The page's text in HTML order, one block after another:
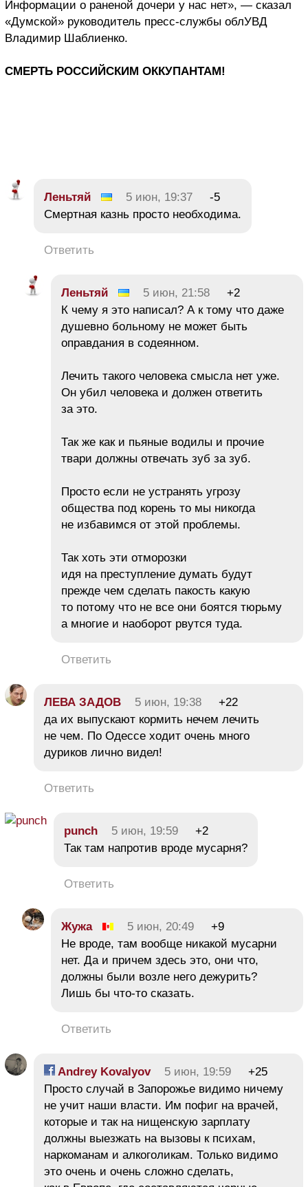
Информации о раненой дочери у нас нет», — сказал
«Думской» руководитель пресс-службы облУВД
Владимир Шаблиенко.
СМЕРТЬ РОССИЙСКИМ ОККУПАНТАМ!
Леньтяй 5 июн, 19:37
-5
Смертная казнь просто необходима.
Ответить
Леньтяй 5 июн, 21:58
+2
К чему я это написал? А к тому что даже
душевно больному не может быть
оправдания в содеянном.
Лечить такого человека смысла нет уже.
Он убил человека и должен ответить
за это.
Так же как и пьяные водилы и прочие
твари должны отвечать зуб за зуб.
Просто если не устранять угрозу
общества под корень то мы никогда
не избавимся от этой проблемы.
Так хоть эти отморозки
идя на преступление думать будут
прежде чем сделать пакость какую
то потому что не все они боятся тюрьму
а многие и наоборот рвутся туда.
Ответить
ЛЕВА ЗАДОВ 5 июн, 19:38
+22
да их выпускают кормить нечем лечить
не чем. По Одессе ходит очень много
дуриков лично видел!
Ответить
punch 5 июн, 19:59
+2
Так там напротив вроде мусарня?
Ответить
Жужа 5 июн, 20:49
+9
Не вроде, там вообще никакой мусарни
нет. Да и причем здесь это, они что,
должны были возле него дежурить?
Лишь бы что-то сказать.
Ответить
Andrey Kovalyov 5 июн, 19:59
+25
Просто случай в Запорожье видимо ничему
не учит наши власти. Им пофиг на врачей,
которые и так на нищенскую зарплату
должны выезжать на вызовы к психам,
наркоманам и алкоголикам. Только видимо
это очень и очень сложно сделать,